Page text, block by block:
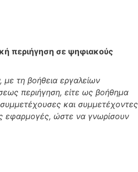
περιήγηση σε ψηφιακούς
τη βοήθεια εργαλείων
περιήγηση, είτε ως βοήθημα
και συμμετέχοντες
εφαρμογές, ώστε να γνωρίσουν